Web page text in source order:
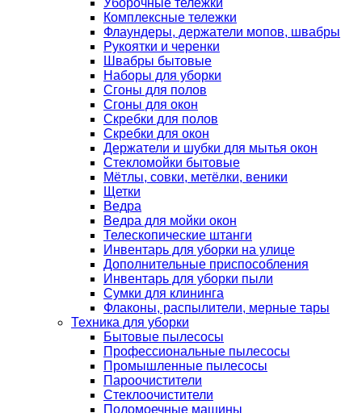
Комплексные тележки
Флаундеры, держатели мопов, швабры
Рукоятки и черенки
Швабры бытовые
Наборы для уборки
Сгоны для полов
Сгоны для окон
Скребки для полов
Скребки для окон
Держатели и шубки для мытья окон
Стекломойки бытовые
Мётлы, совки, метёлки, веники
Щетки
Ведра
Ведра для мойки окон
Телескопические штанги
Инвентарь для уборки на улице
Дополнительные приспособления
Инвентарь для уборки пыли
Сумки для клининга
Флаконы, распылители, мерные тары
Техника для уборки
Бытовые пылесосы
Профессиональные пылесосы
Промышленные пылесосы
Пароочистители
Стеклоочистители
Поломоечные машины